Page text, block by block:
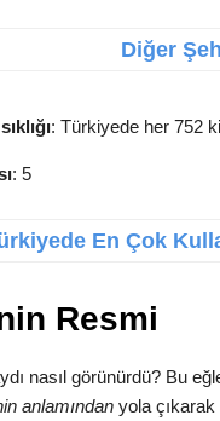
Diğer
: Türkiyede her 752
: 5
En Çok
Resmi
nasıl görünürdü? Bu
anlamından yola çıkarak